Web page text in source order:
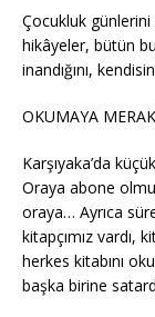
Çocukluk
hikâyeler, bütün
inandığını,
OKUMAYA
Karşıyaka’da
Oraya abone
oraya… Ayrıca
kitapçımız vardı,
herkes kitabını
başka birine